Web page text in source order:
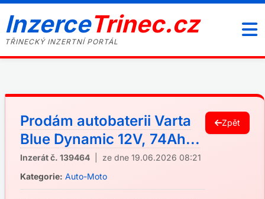
InzerceTrinec.cz
TŘINECKÝ INZERTNÍ PORTÁL
Prodám autobaterii Varta
Blue Dynamic 12V, 74Ah...
Inzerát č. 139464 | ze dne 19.06.2026 08:21
Kategorie: Auto-Moto
Zpět